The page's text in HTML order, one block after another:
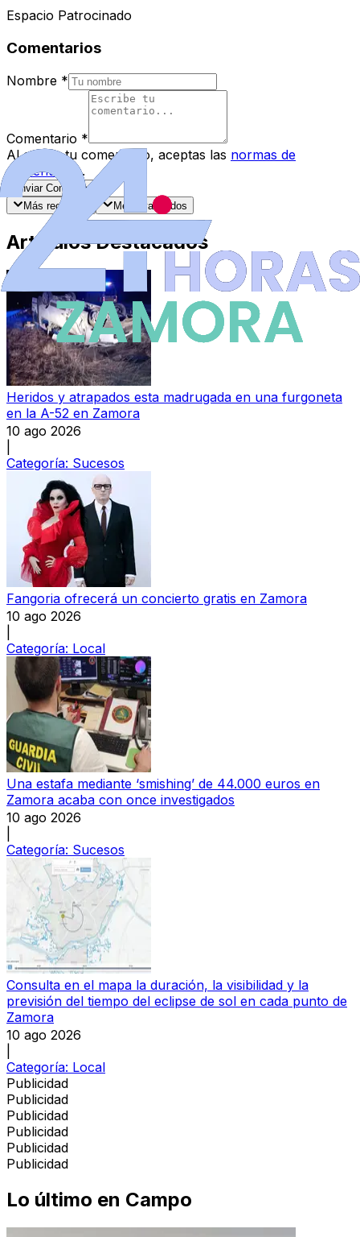
Espacio Patrocinado
Comentarios
Nombre *
Comentario *
Al enviar tu comentario, aceptas las normas de
comentarios.
Enviar Comentario
Más recientes
Mejor valorados
Artículos Destacados
Heridos y atrapados esta madrugada en una furgoneta
en la A-52 en Zamora
10 ago 2026
Categoría: Sucesos
Fangoria ofrecerá un concierto gratis en Zamora
10 ago 2026
Categoría: Local
Una estafa mediante ‘smishing’ de 44.000 euros en
Zamora acaba con once investigados
10 ago 2026
Categoría: Sucesos
Consulta en el mapa la duración, la visibilidad y la
previsión del tiempo del eclipse de sol en cada punto de
Zamora
10 ago 2026
Categoría: Local
Publicidad
Publicidad
Publicidad
Publicidad
Publicidad
Publicidad
Lo último en Campo